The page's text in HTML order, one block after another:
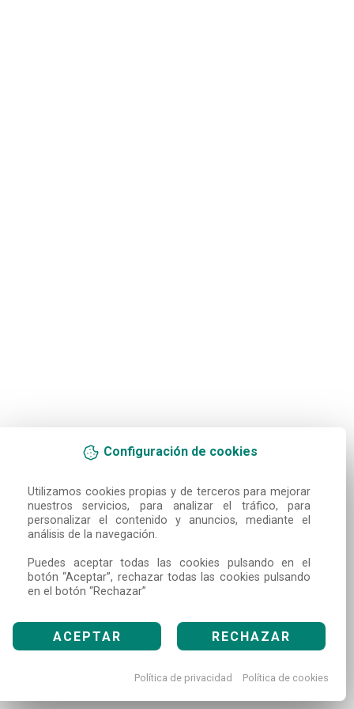
Configuración de cookies
Utilizamos cookies propias y de terceros para mejorar
nuestros servicios, para analizar el tráfico, para
personalizar el contenido y anuncios, mediante el
análisis de la navegación.
Puedes aceptar todas las cookies pulsando en el
botón “Aceptar”, rechazar todas las cookies pulsando
en el botón “Rechazar”
ACEPTAR RECHAZAR
Política de privacidad Política de cookies